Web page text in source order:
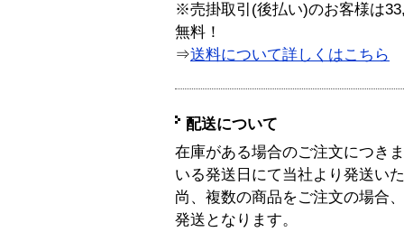
※売掛取引(後払い)のお客様は
無料！
⇒送料について詳しくはこちら
配送について
在庫がある場合のご注文につき
いる発送日にて当社より発送い
尚、複数の商品をご注文の場合
発送となります。